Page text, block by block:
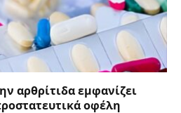
αρθρίτιδα εμφανίζει
οφέλη